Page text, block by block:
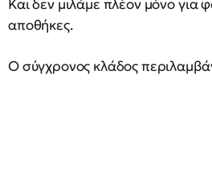
Και δεν μιλάμε πλέον μόνο για
αποθήκες.
Ο σύγχρονος κλάδος